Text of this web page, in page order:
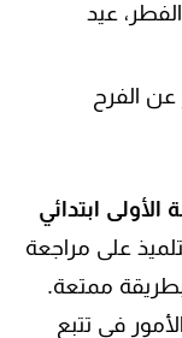
عيد
عن الفرح
الأولى ابتدائي
على مراجعة
ممتعة.
في تتبع